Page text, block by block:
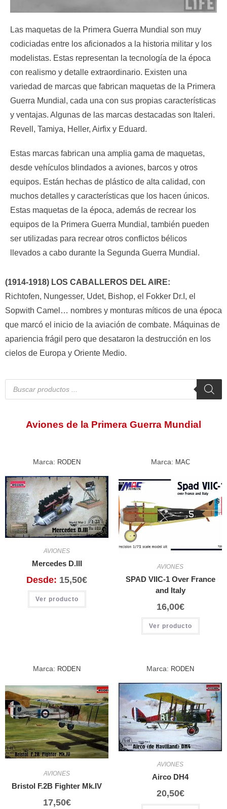
Las maquetas de la Primera Guerra Mundial son muy
codiciadas entre los aficionados a la historia militar y los
modelistas. Estas representan la tecnología de la época
con realismo y detalle extraordinario. Existen una
variedad de marcas que fabrican maquetas de la Primera
Guerra Mundial, cada una con sus propias características
y ventajas. Algunas de las marcas destacadas son Italeri.
Revell, Tamiya, Heller, Airfix y Eduard.
Estas marcas fabrican una amplia gama de maquetas,
desde vehículos blindados a aviones, barcos y otros
equipos. Están hechas de plástico de alta calidad, con
muchos detalles y características que los hacen únicos.
Estas maquetas de la época, además de recrear los
equipos de la Primera Guerra Mundial, también pueden
ser utilizadas para recrear otros conflictos bélicos
llevados a cabo durante la Segunda Guerra Mundial.
(1914-1918) LOS CABALLEROS DEL AIRE:
Richtofen, Nungesser, Udet, Bishop, el Fokker Dr.I, el
Sopwith Camel… nombres y monturas míticos de una época
que marcó el inicio de la aviación de combate. Máquinas de
apariencia frágil pero que desataron la destrucción en los
cielos de Europa y Oriente Medio.
Aviones de la Primera Guerra Mundial
Marca: RODEN
AVIONES
Mercedes D.III
Desde: 15,50€
Ver producto
Marca: MAC
AVIONES
SPAD VIIC-1 Over France
and Italy
16,00€
Ver producto
Marca: RODEN
AVIONES
Bristol F.2B Fighter Mk.IV
17,50€
Marca: RODEN
AVIONES
Airco DH4
20,50€